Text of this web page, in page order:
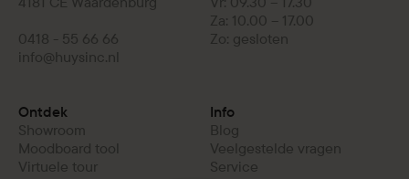
0418 - 55 66 66
info@huysinc.nl
Za: 10.00 – 17.00
Zo: gesloten
Ontdek
Showroom
Moodboard tool
Virtuele tour
Info
Blog
Veelgestelde vragen
Service